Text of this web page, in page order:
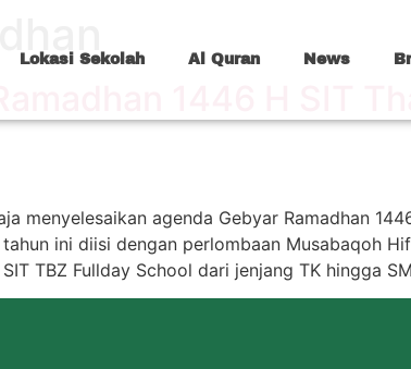
Lokasi Sekolah Al Quran News
1446 H SIT
menyelesaikan agenda Gebyar Ramadhan
ini diisi dengan perlombaan Musabaqoh
TBZ Fullday School dari jenjang TK hingga